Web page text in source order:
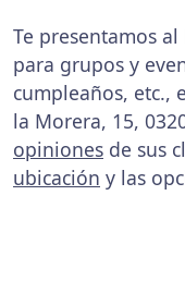
Te presentamos
para grupos y
cumpleaños, etc.,
la Morera, 15,
opiniones de sus
ubicación y las